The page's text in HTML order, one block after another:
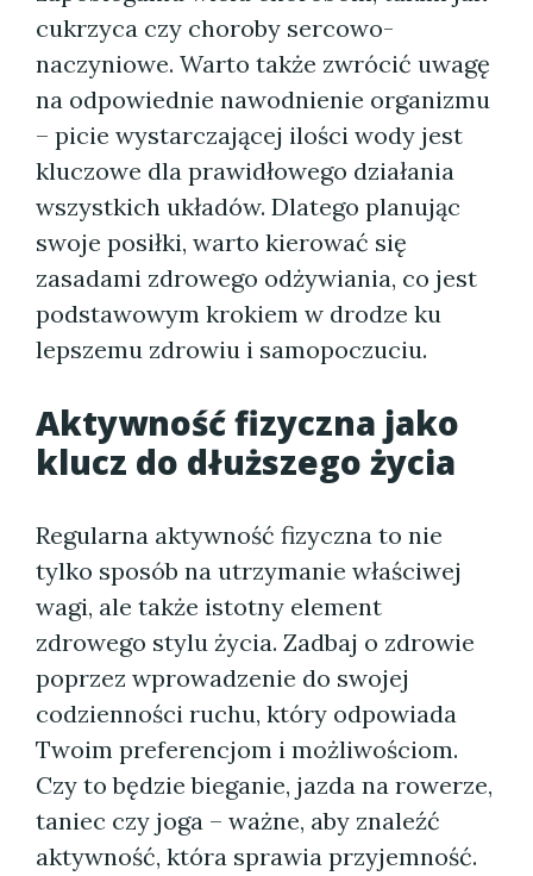
cukrzyca czy choroby sercowo-
naczyniowe. Warto także zwrócić uwagę
na odpowiednie nawodnienie organizmu
– picie wystarczającej ilości wody jest
kluczowe dla prawidłowego działania
wszystkich układów. Dlatego planując
swoje posiłki, warto kierować się
zasadami zdrowego odżywiania, co jest
podstawowym krokiem w drodze ku
lepszemu zdrowiu i samopoczuciu.
Aktywność fizyczna jako
klucz do dłuższego życia
Regularna aktywność fizyczna to nie
tylko sposób na utrzymanie właściwej
wagi, ale także istotny element
zdrowego stylu życia. Zadbaj o zdrowie
poprzez wprowadzenie do swojej
codzienności ruchu, który odpowiada
Twoim preferencjom i możliwościom.
Czy to będzie bieganie, jazda na rowerze,
taniec czy joga – ważne, aby znaleźć
aktywność, która sprawia przyjemność.